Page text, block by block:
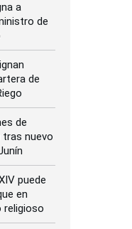
a
de
de
de
nuevo
puede
en
religioso